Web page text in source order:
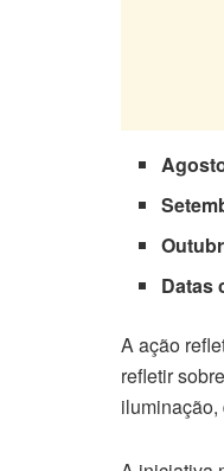
Datas
A ação
refletir